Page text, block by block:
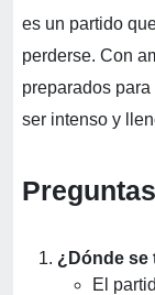
es un partido
perderse. Con
preparados
ser intenso y
¿Dónde se
El